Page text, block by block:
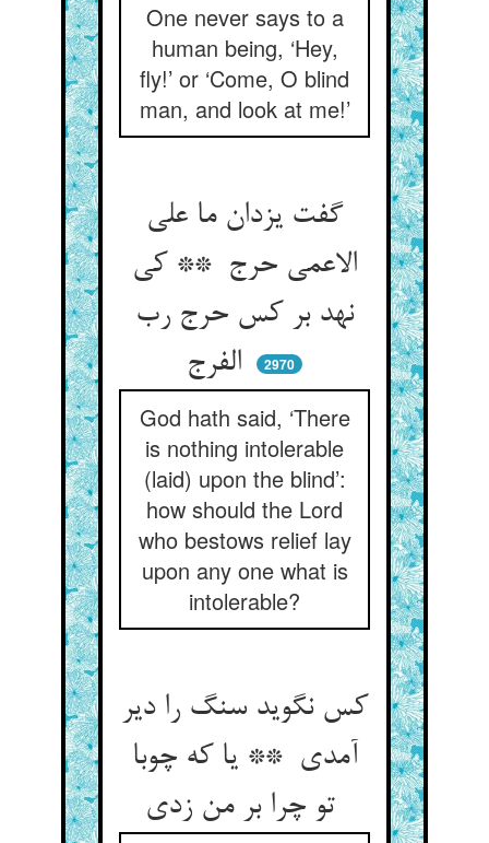
One never says to a
human being, ‘Hey,
fly!’ or ‘Come, O blind
man, and look at me!’
گفت یزدان ما علی
الاعمی حرج ** کی
نهد بر کس حرج رب
2970
God hath said, ‘There
is nothing intolerable
(laid) upon the blind’:
how should the Lord
who bestows relief lay
upon any one what is
intolerable?
کس نگوید سنگ را دیر
آمدی ** یا که چوبا